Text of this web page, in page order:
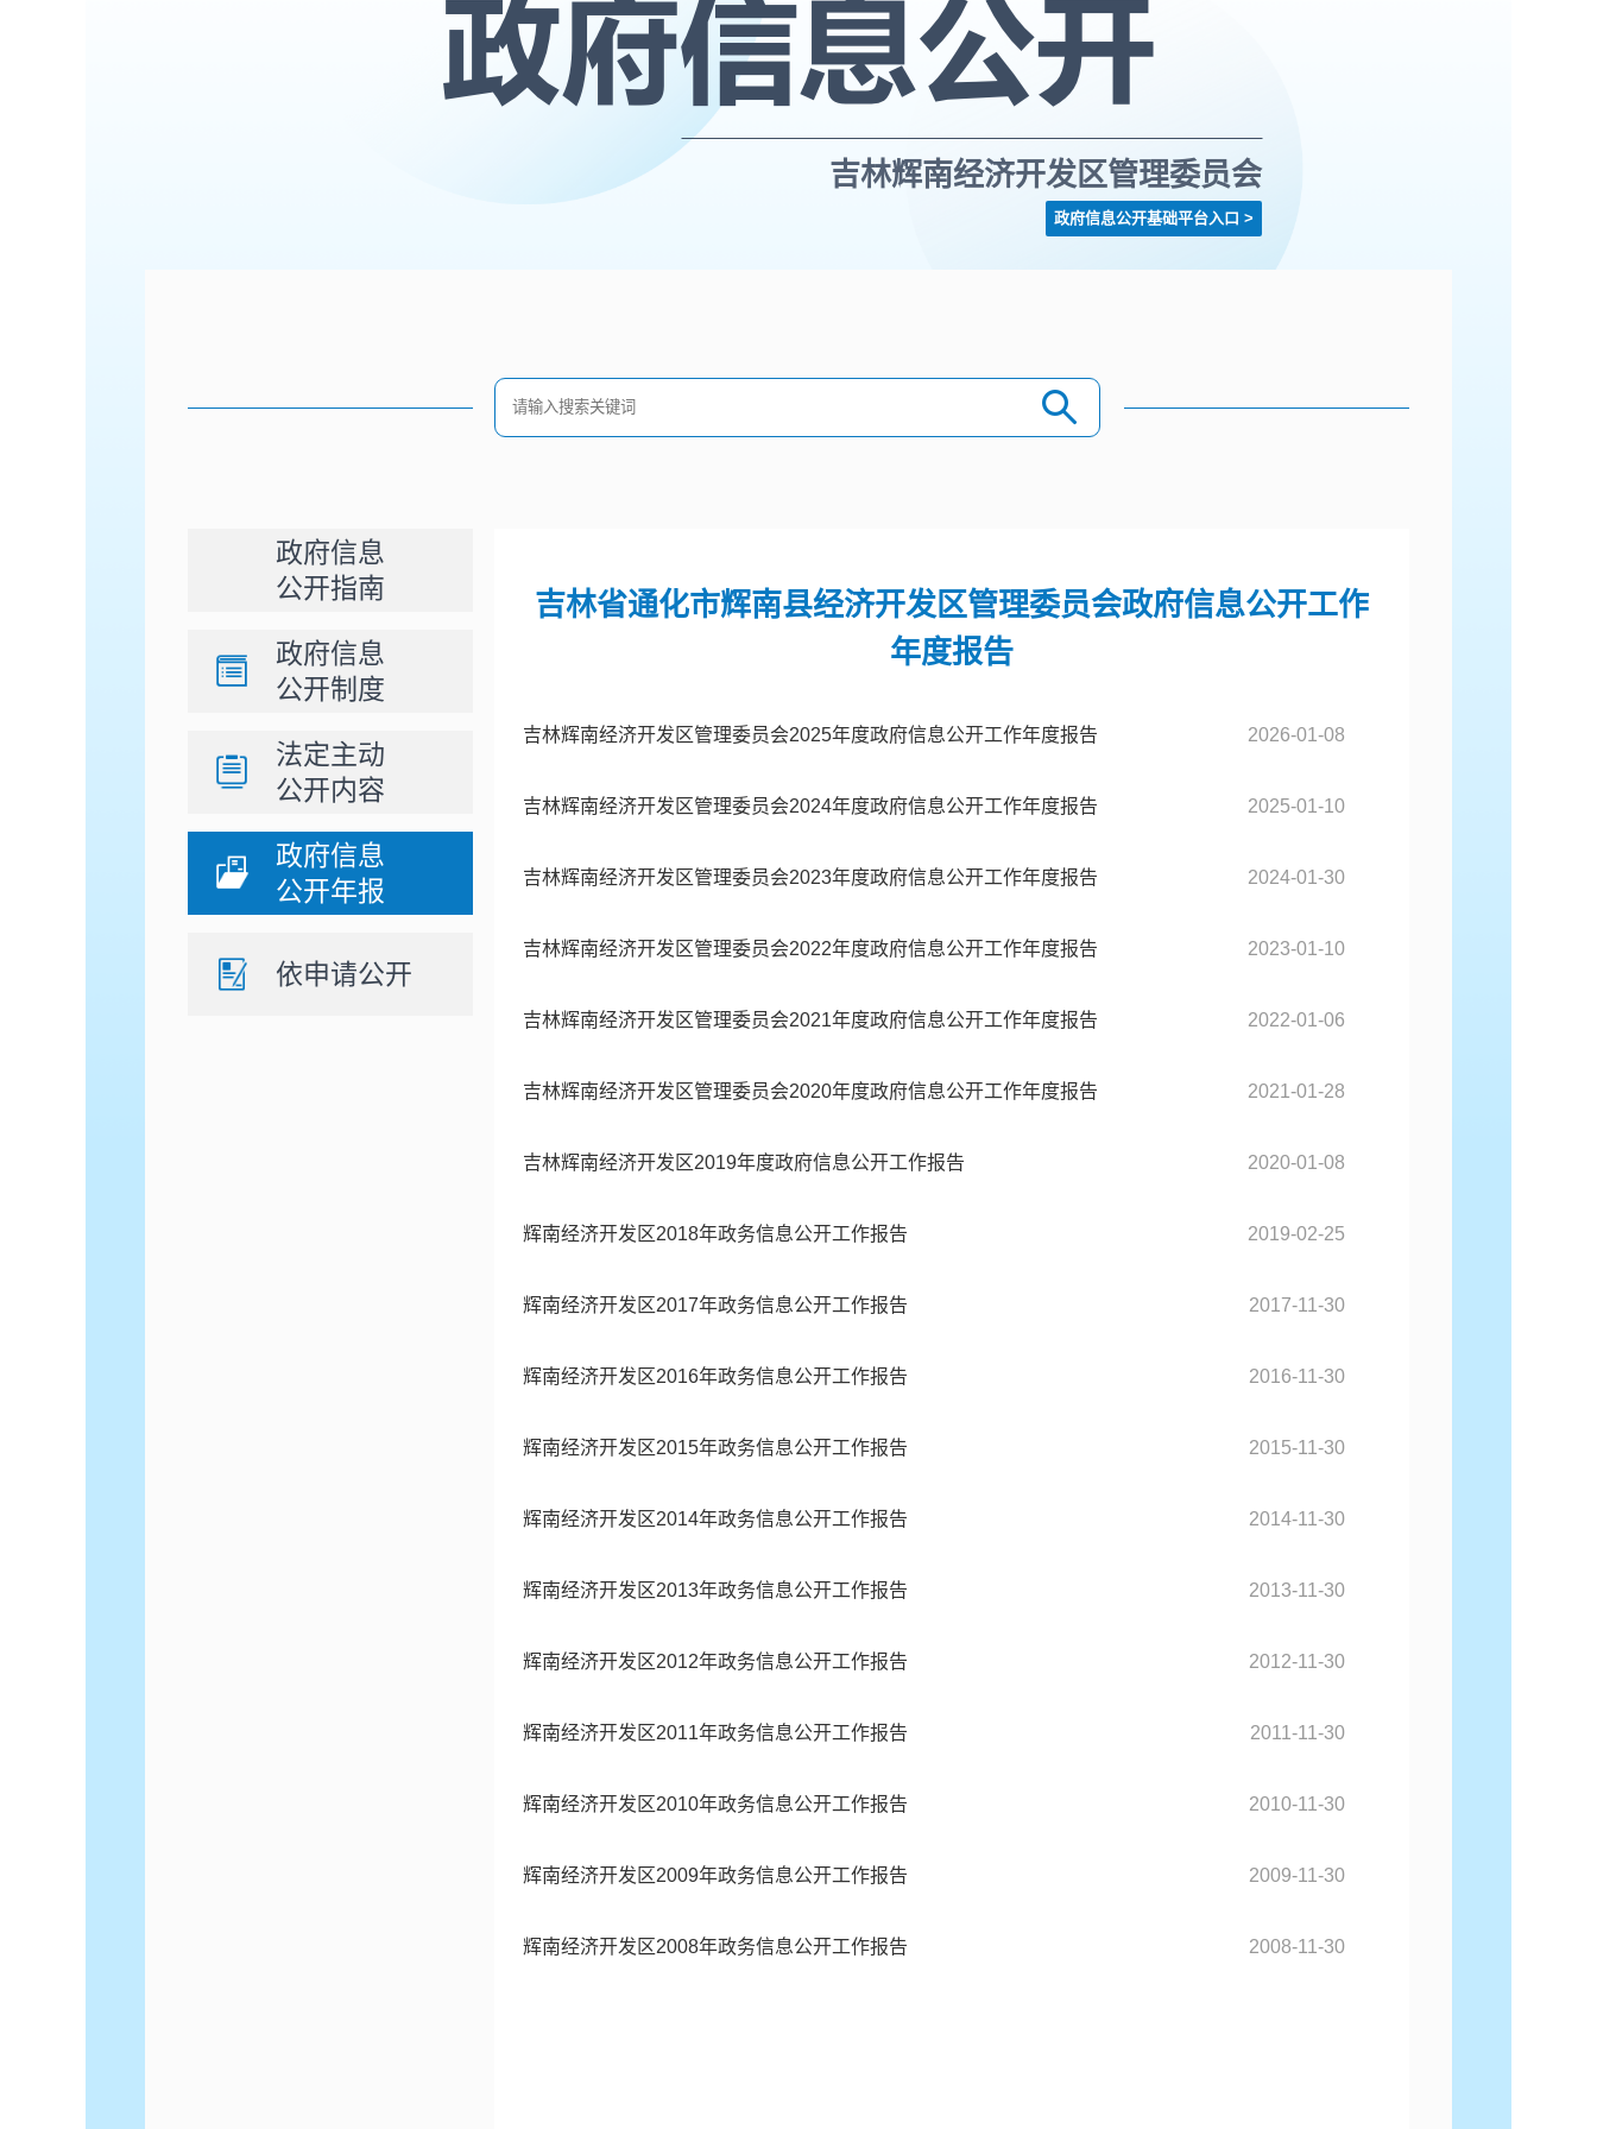
吉林辉南经济开发区管理委员会
政府信息公开基础平台入口 >
政府信息
公开指南
政府信息
公开制度
法定主动
公开内容
政府信息
公开年报
依申请公开
吉林省通化市辉南县经济开发区管理委员会政府信息公开工作
年度报告
吉林辉南经济开发区管理委员会2025年度政府信息公开工作年度报告 2026-01-08
吉林辉南经济开发区管理委员会2024年度政府信息公开工作年度报告 2025-01-10
吉林辉南经济开发区管理委员会2023年度政府信息公开工作年度报告 2024-01-30
吉林辉南经济开发区管理委员会2022年度政府信息公开工作年度报告 2023-01-10
吉林辉南经济开发区管理委员会2021年度政府信息公开工作年度报告 2022-01-06
吉林辉南经济开发区管理委员会2020年度政府信息公开工作年度报告 2021-01-28
吉林辉南经济开发区2019年度政府信息公开工作报告 2020-01-08
辉南经济开发区2018年政务信息公开工作报告 2019-02-25
辉南经济开发区2017年政务信息公开工作报告 2017-11-30
辉南经济开发区2016年政务信息公开工作报告 2016-11-30
辉南经济开发区2015年政务信息公开工作报告 2015-11-30
辉南经济开发区2014年政务信息公开工作报告 2014-11-30
辉南经济开发区2013年政务信息公开工作报告 2013-11-30
辉南经济开发区2012年政务信息公开工作报告 2012-11-30
辉南经济开发区2011年政务信息公开工作报告 2011-11-30
辉南经济开发区2010年政务信息公开工作报告 2010-11-30
辉南经济开发区2009年政务信息公开工作报告 2009-11-30
辉南经济开发区2008年政务信息公开工作报告 2008-11-30